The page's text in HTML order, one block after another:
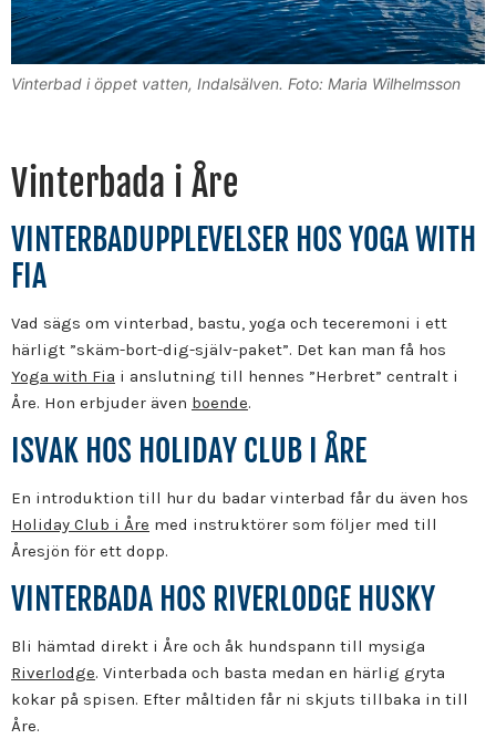
Vinterbad i öppet vatten, Indalsälven. Foto: Maria Wilhelmsson
Vinterbada i Åre
VINTERBADUPPLEVELSER HOS YOGA WITH
FIA
Vad sägs om vinterbad, bastu, yoga och teceremoni i ett
härligt ”skäm-bort-dig-själv-paket”. Det kan man få hos
Yoga with Fia i anslutning till hennes ”Herbret” centralt i
Åre. Hon erbjuder även boende.
ISVAK HOS HOLIDAY CLUB I ÅRE
En introduktion till hur du badar vinterbad får du även hos
Holiday Club i Åre med instruktörer som följer med till
Åresjön för ett dopp.
VINTERBADA HOS RIVERLODGE HUSKY
Bli hämtad direkt i Åre och åk hundspann till mysiga
Riverlodge. Vinterbada och basta medan en härlig gryta
kokar på spisen. Efter måltiden får ni skjuts tillbaka in till
Åre.